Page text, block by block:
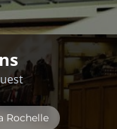
Rochelle